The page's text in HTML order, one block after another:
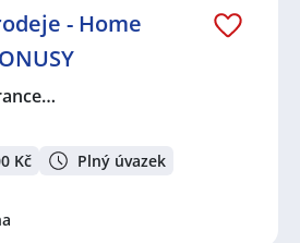
- Home
Kč Plný úvazek